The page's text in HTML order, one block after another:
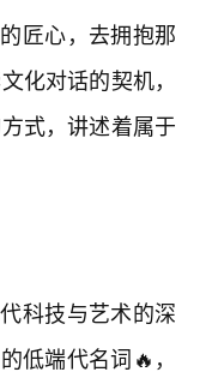
匠心，去拥抱那
化对话的契机，
式，讲述着属于
科技与艺术的深
低端代名词🔥，